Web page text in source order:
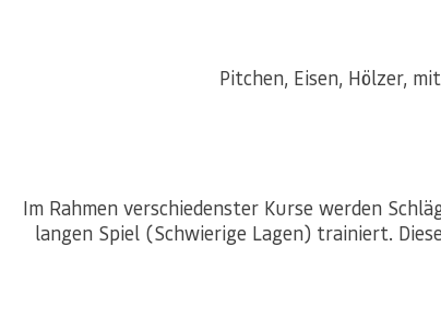
Pitchen, Eisen, Hölzer,
Im Rahmen verschiedenster Kurse werden
langen Spiel (Schwierige Lagen) trainiert.